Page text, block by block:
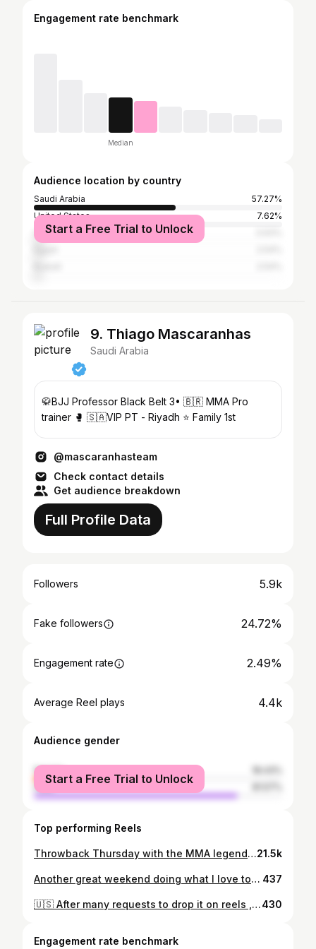
Engagement rate benchmark
Median
Audience location by country
Saudi Arabia
57.27%
United States
7.62%
United Arab Emirates
Start a Free Trial to Unlock
9. Thiago Mascaranhas
Saudi Arabia
🥋BJJ Professor Black Belt 3• 🇧🇷 MMA Pro
trainer 🥊 🇸🇦VIP PT - Riyadh ⭐️ Family 1st
@mascaranhasteam
Check contact details
Get audience breakdown
Full Profile Data
Followers 5.9k
Fake followers 24.72%
Engagement rate 2.49%
Average Reel plays 4.4k
Audience gender
female
male
Start a Free Trial to Unlock
Top performing Reels
Throwback Thursday with the MMA legend, the Bellator GOAT @patriciopitbull and his great team sharing knowledge with us. @pitbullbrothers @patrickypitbull @aymanj2009 @sergiojuniortreinador @luispredador @chikaofreitas @idrisov_team70_oficial @brunoalavarcejj #mma #bellator #pfl #saudiarabia #riyadh #tbt21.5k
Another great weekend doing what I love to do in a place that I learn to love too, Kuwait is a place that I feel very welcome by everyone and that energy gives me motivation to fight better never losing any fight on that land. The victory was much more special this time because I could win my @wawanprotein Belt and promote my pupil @brunoalavarcejj to his BJJ black belt. Thank God for everything! 🙏🏻 🇰🇼 🇧🇷🇸🇦 @wawangrappling @adel_wawan @wawan_saudi #bjj #blackbelt #mascaranhasteam #brazilianjiujitsu #wawanprotein 437
🇺🇸 After many requests to drop it on reels , here it go. Revealing the secret of money in BJJ. Swipe up and subscribe for more. ⬆️😂 🇧🇷Após muitos pedidos , jogando no reels. Revelando o segredo do sucesso financeiro no Jiu Jitsu. Arrasta pra cima e se inscreva para mais dicas. ⬆️😂430
Engagement rate benchmark